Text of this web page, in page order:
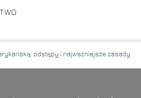
odstępy i najważniejsze zasady